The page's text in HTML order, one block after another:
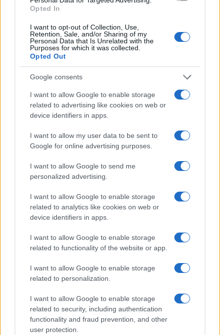
Opted In
I want to opt-out of Collection, Use,
Retention, Sale, and/or Sharing of my
Personal Data that Is Unrelated with the
Purposes for which it was collected.
Opted Out
Google consents
I want to allow Google to enable storage
related to advertising like cookies on web or
device identifiers in apps.
I want to allow my user data to be sent to
Google for online advertising purposes.
I want to allow Google to send me
personalized advertising.
I want to allow Google to enable storage
related to analytics like cookies on web or
device identifiers in apps.
I want to allow Google to enable storage
related to functionality of the website or app.
I want to allow Google to enable storage
related to personalization.
I want to allow Google to enable storage
related to security, including authentication
functionality and fraud prevention, and other
user protection.
Ripensare le tecnologie umanitarie oltre i criteri dei
donatori
B2B NEWS
e rimettono capitale
Linda Pellegrini · 7 Lug 2026
B2B NEWS